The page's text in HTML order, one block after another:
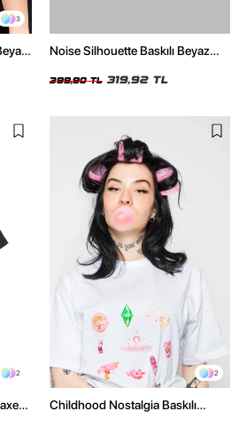
3
Noise Silhouette Baskılı Beyaz
399,90 TL 319,92 TL
2 2
Childhood Nostalgia Baskılı